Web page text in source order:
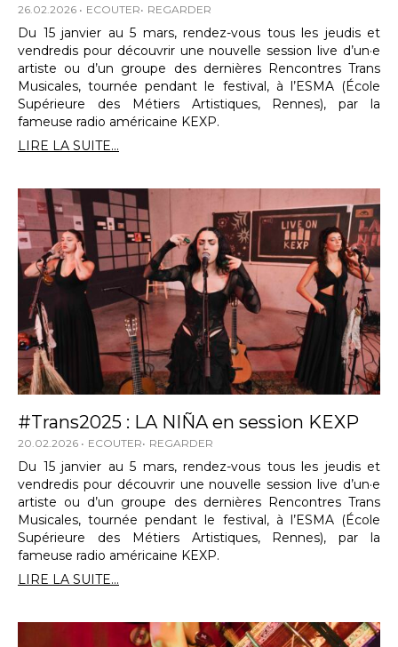
26.02.2026 ECOUTER REGARDER
Du 15 janvier au 5 mars, rendez-vous tous les jeudis et
vendredis pour découvrir une nouvelle session live d’un·e
artiste ou d’un groupe des dernières Rencontres Trans
Musicales, tournée pendant le festival, à l’ESMA (École
Supérieure des Métiers Artistiques, Rennes), par la
fameuse radio américaine KEXP.
LIRE LA SUITE...
#Trans2025 : LA NIÑA en session KEXP
20.02.2026 ECOUTER REGARDER
Du 15 janvier au 5 mars, rendez-vous tous les jeudis et
vendredis pour découvrir une nouvelle session live d’un·e
artiste ou d’un groupe des dernières Rencontres Trans
Musicales, tournée pendant le festival, à l’ESMA (École
Supérieure des Métiers Artistiques, Rennes), par la
fameuse radio américaine KEXP.
LIRE LA SUITE...